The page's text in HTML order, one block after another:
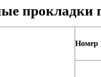
прокладки
Номер